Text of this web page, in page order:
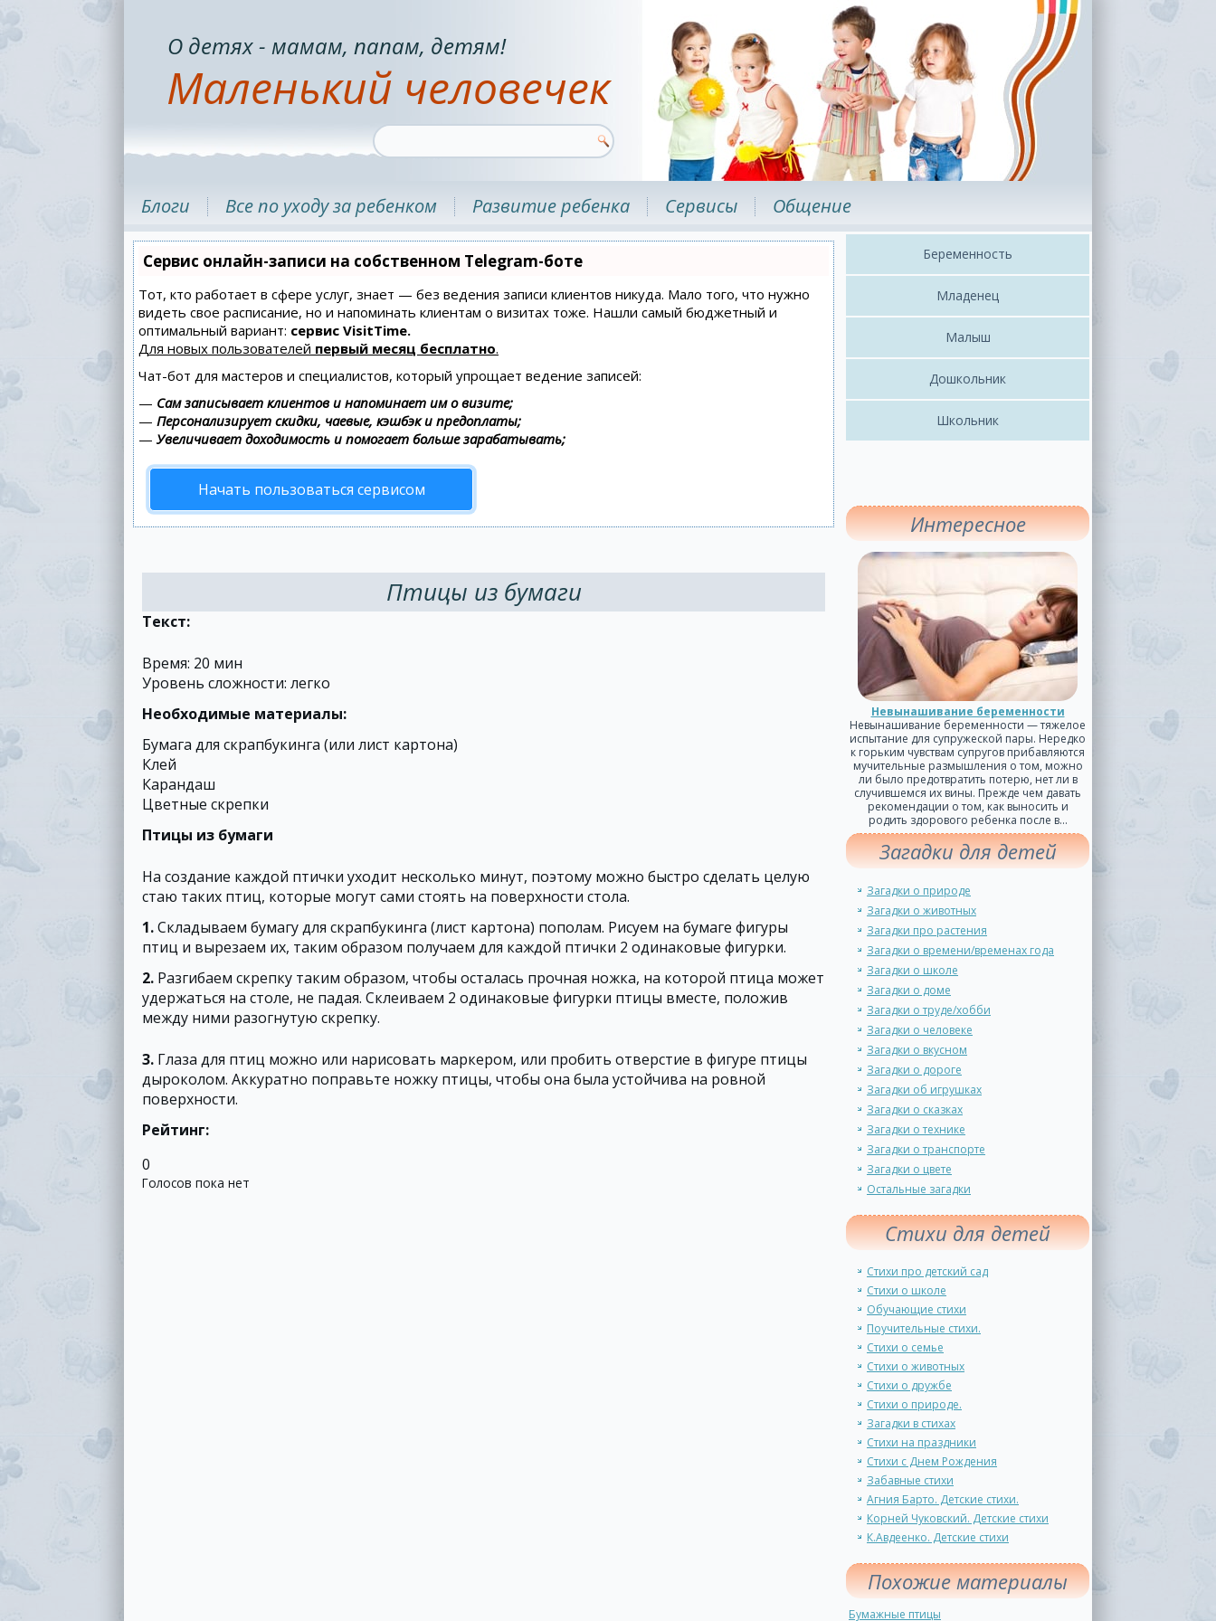
Маленький человечек
О детях - мамам, папам, детям!
Блоги Все по уходу за ребенком Развитие ребенка Сервисы Общение
Сервис онлайн-записи на собственном Telegram-боте
Тот, кто работает в сфере услуг, знает — без ведения записи клиентов никуда. Мало того, что нужно
видеть свое расписание, но и напоминать клиентам о визитах тоже. Нашли самый бюджетный и
оптимальный вариант: сервис VisitTime.
Для новых пользователей первый месяц бесплатно.
Чат-бот для мастеров и специалистов, который упрощает ведение записей:
— Сам записывает клиентов и напоминает им о визите;
— Персонализирует скидки, чаевые, кэшбэк и предоплаты;
— Увеличивает доходимость и помогает больше зарабатывать;
Начать пользоваться сервисом
Птицы из бумаги
Текст:
Время: 20 мин
Уровень сложности: легко
Необходимые материалы:
Бумага для скрапбукинга (или лист картона)
Клей
Карандаш
Цветные скрепки
Птицы из бумаги
На создание каждой птички уходит несколько минут, поэтому можно быстро сделать целую
стаю таких птиц, которые могут сами стоять на поверхности стола.
1.Складываем бумагу для скрапбукинга (лист картона) пополам. Рисуем на бумаге фигуры
птиц и вырезаем их, таким образом получаем для каждой птички 2 одинаковые фигурки.
2. Разгибаем скрепку таким образом, чтобы осталась прочная ножка, на которой птица может
удержаться на столе, не падая. Склеиваем 2 одинаковые фигурки птицы вместе, положив
между ними разогнутую скрепку.
3. Глаза для птиц можно или нарисовать маркером, или пробить отверстие в фигуре птицы
дыроколом. Аккуратно поправьте ножку птицы, чтобы она была устойчива на ровной
поверхности.
Рейтинг:
0
Голосов пока нет
Беременность
Младенец
Малыш
Дошкольник
Школьник
Интересное
Невынашивание беременности
Невынашивание беременности — тяжелое
испытание для супружеской пары. Нередко
к горьким чувствам супругов прибавляются
мучительные размышления о том, можно
ли было предотвратить потерю, нет ли в
случившемся их вины. Прежде чем давать
рекомендации о том, как выносить и
родить здорового ребенка после в...
Загадки для детей
Загадки о природе
Загадки о животных
Загадки про растения
Загадки о времени/временах года
Загадки о школе
Загадки о доме
Загадки о труде/хобби
Загадки о человеке
Загадки о вкусном
Загадки о дороге
Загадки об игрушках
Загадки о сказках
Загадки о технике
Загадки о транспорте
Загадки о цвете
Остальные загадки
Стихи для детей
Стихи про детский сад
Стихи о школе
Обучающие стихи
Поучительные стихи.
Стихи о семье
Стихи о животных
Стихи о дружбе
Стихи о природе.
Загадки в стихах
Стихи на праздники
Стихи с Днем Рождения
Забавные стихи
Агния Барто. Детские стихи.
Корней Чуковский. Детские стихи
К.Авдеенко. Детские стихи
Похожие материалы
Бумажные птицы